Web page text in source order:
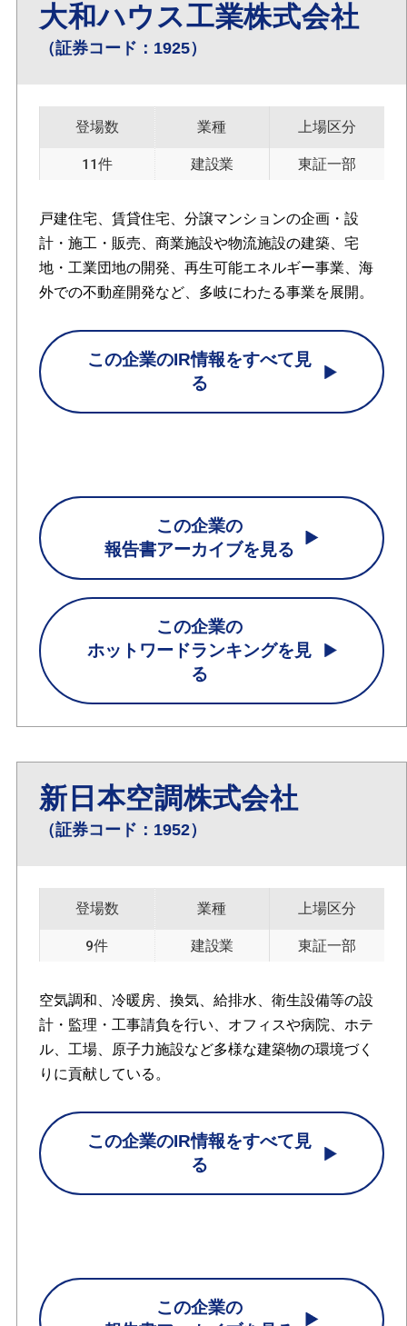
大和ハウス工業株式会社
（証券コード：1925）
登場数
11件
業種
建設業
上場区分
東証一部
戸建住宅、賃貸住宅、分譲マンションの企画・設
計・施工・販売、商業施設や物流施設の建築、宅
地・工業団地の開発、再生可能エネルギー事業、海
外での不動産開発など、多岐にわたる事業を展開。
この企業のIR情報をすべて見
る
この企業の
報告書アーカイブを見る
この企業の
ホットワードランキングを見
る
新日本空調株式会社
（証券コード：1952）
登場数
9件
業種
建設業
上場区分
東証一部
空気調和、冷暖房、換気、給排水、衛生設備等の設
計・監理・工事請負を行い、オフィスや病院、ホテ
ル、工場、原子力施設など多様な建築物の環境づく
りに貢献している。
この企業のIR情報をすべて見
る
この企業の